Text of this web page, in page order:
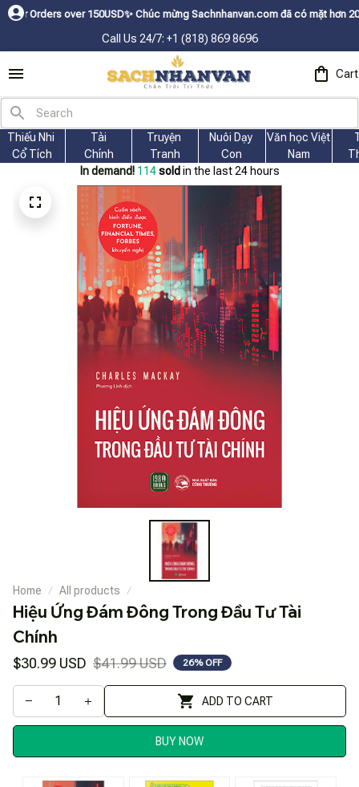
over 150USDㅤ✨Chúc mừng Sachnhanvan.com đã có mặt hơn 200 quốc
Call Us 24/7: +1 (818) 869 8696
Cart
Thiếu Nhi
Cổ Tích
Tài
Chính
Truyện
Tranh
Nuôi Dạy
Con
Văn học Việt
Nam
In demand! 116 sold in the last 24 hours
Home All products
Hiệu Ứng Đám Đông Trong Đầu Tư Tài
Chính
$30.99 USD $41.99 USD 26% OFF
ADD TO CART
BUY NOW